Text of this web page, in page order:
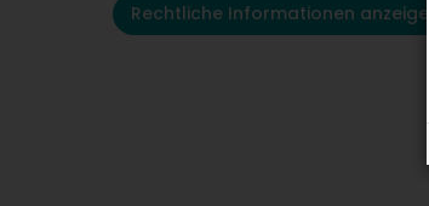
Rechtliche Informationen anzeigen